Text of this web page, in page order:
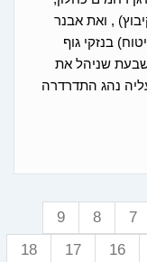
, ואת אבנר
בנזקי גוף
שניהל את
נהג התדרדרה
7
8
9
16
17
18